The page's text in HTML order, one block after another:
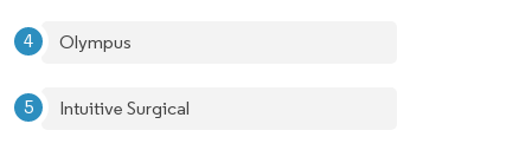
Olympus
Intuitive Surgical